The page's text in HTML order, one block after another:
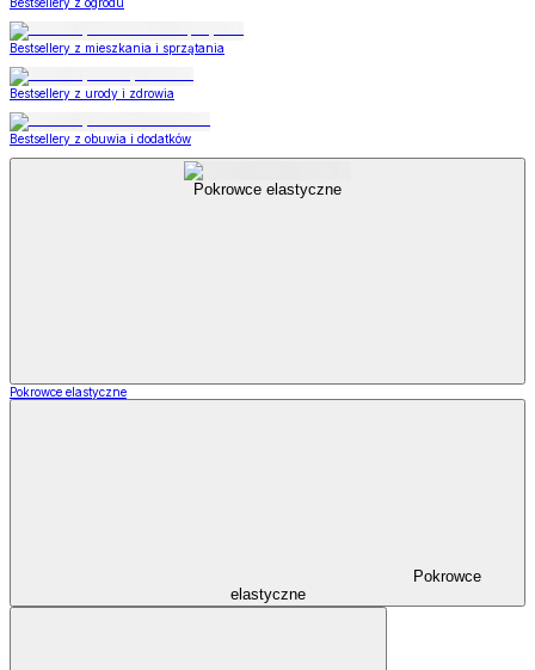
Bestsellery z mieszkania i sprzątania
Bestsellery z urody i zdrowia
Bestsellery z obuwia i dodatków
Pokrowce elastyczne
Pokrowce elastyczne
Pokrowce
elastyczne